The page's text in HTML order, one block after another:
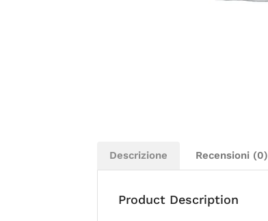
Descrizione Recensioni (0)
Product Description